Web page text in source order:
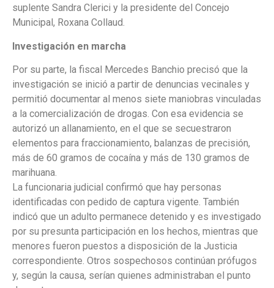
suplente Sandra Clerici y la presidente del Concejo
Municipal, Roxana Collaud.
Investigación en marcha
Por su parte, la fiscal Mercedes Banchio precisó que la
investigación se inició a partir de denuncias vecinales y
permitió documentar al menos siete maniobras vinculadas
a la comercialización de drogas. Con esa evidencia se
autorizó un allanamiento, en el que se secuestraron
elementos para fraccionamiento, balanzas de precisión,
más de 60 gramos de cocaína y más de 130 gramos de
marihuana.
La funcionaria judicial confirmó que hay personas
identificadas con pedido de captura vigente. También
indicó que un adulto permanece detenido y es investigado
por su presunta participación en los hechos, mientras que
menores fueron puestos a disposición de la Justicia
correspondiente. Otros sospechosos continúan prófugos
y, según la causa, serían quienes administraban el punto